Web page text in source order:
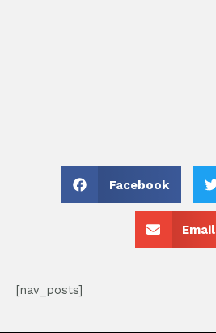
Facebook
Email
[nav_posts]